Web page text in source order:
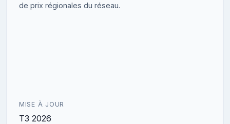
de prix régionales du réseau.
MISE À JOUR
T3 2026